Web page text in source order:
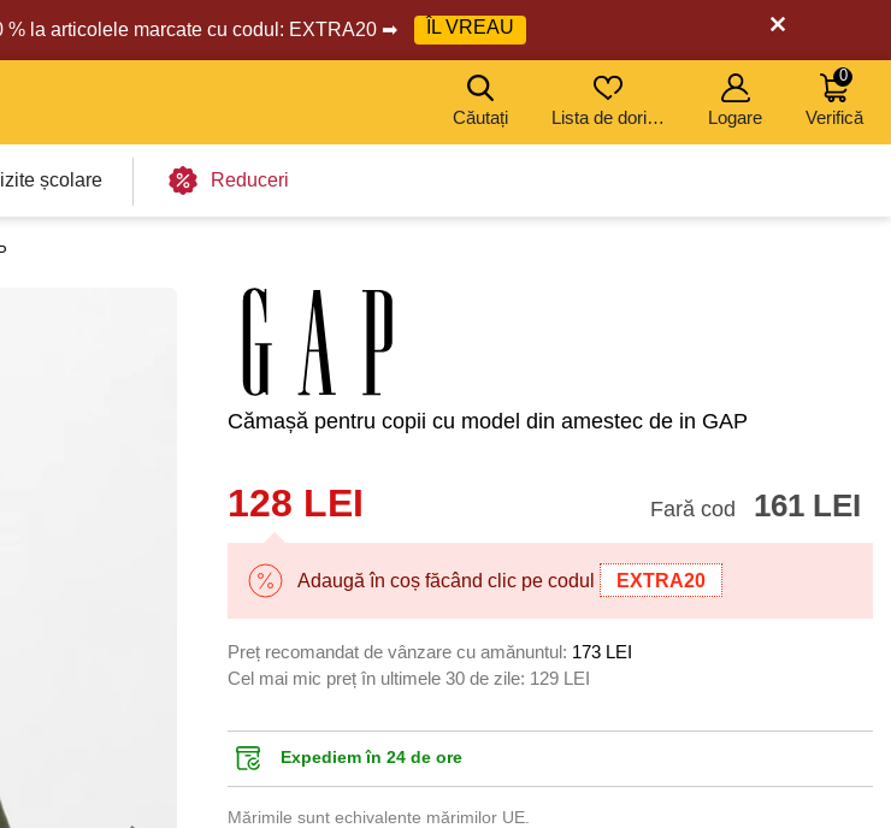
% la articolele marcate cu codul: EXTRA20 ➡ ÎL VREAU
școlare Reduceri
Căutați Lista de dorințe Logare Verifică
0
Cămașă pentru copii cu model din amestec de in GAP
128 LEI Fară cod 161 LEI
Adaugă în coș făcând clic pe codul EXTRA20
Preț recomandat de vânzare cu amănuntul: 173 LEI
Cel mai mic preț în ultimele 30 de zile: 129 LEI
Expediem în 24 de ore
Mărimile sunt echivalente mărimilor UE.